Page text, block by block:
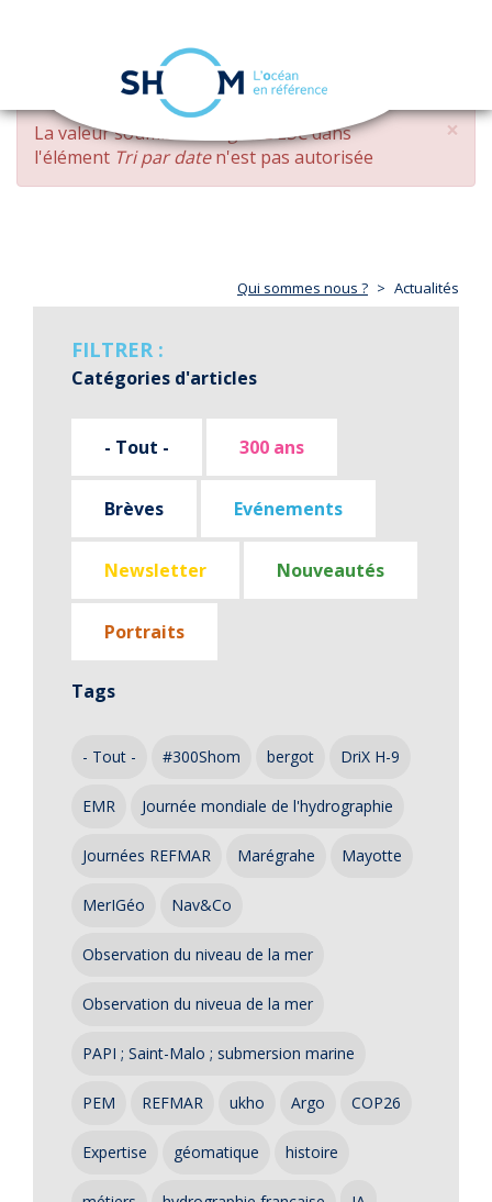
Aller
contenu
principal
navigation
×
MESSAGE
D'ERREUR
La valeur soumise changed DESCdans
l'élément Tri par daten'est pas autorisée
Qui sommes nous ? Actualités
FILTRER :
Catégories d'articles
- Tout - 300 ans
Brèves Evénements
Newsletter Nouveautés
Portraits
Tags
- Tout - #300Shom bergot DriX H-9
EMR Journée mondiale de l'hydrographie
Journées REFMAR Marégrahe Mayotte
MerIGéo Nav&Co
Observation du niveau de la mer
Observation du niveua de la mer
PAPI ; Saint-Malo ; submersion marine
PEM REFMAR ukho Argo COP26
Expertise géomatique histoire